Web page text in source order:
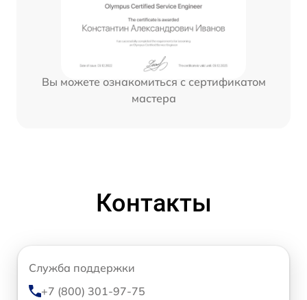
Вы можете ознакомиться с сертификатом
мастера
Контакты
Служба поддержки
+7 (800) 301-97-75